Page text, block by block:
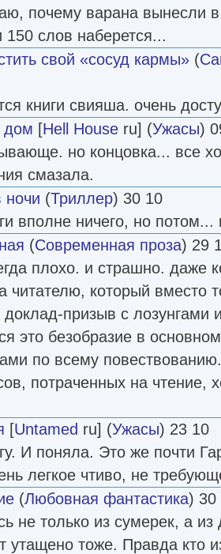
почему варана вынесли
слов наберется...
свой «сосуд кармы» (
книги свияша. очень
дом [Hell House ru] (Ужасы)
но концовка... все
смазала.
(Триллер) 30 10
вполне ничего, но
(Современная проза) 29
плохо. и страшно. даже
читателю, который вместо
доклад-призыв с
это безобразие в
по всему повествованию.
потраченных на чтение,
[Untamed ru] (Ужасы) 23 10
И поняла. Это же почти
легкое чтиво, не
(Любовная фантастика) 30
не только из сумерек, а
тоже. Правда кто